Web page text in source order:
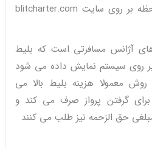
چارترکننده کنسل شود در لحظه بر روی سایت blitcharter.com
آژانس مسافرتی است که بلیط
روی سیستم نمایش داده می شود
معمولا هزینه بلیط بالا می
گرفتن پرواز صرف می کند و
حق الزحمه نیز طلب می کنند